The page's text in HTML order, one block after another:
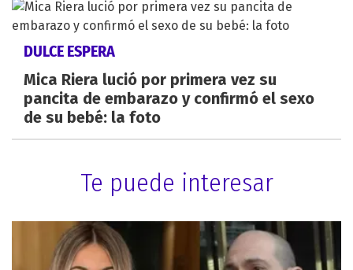
DULCE ESPERA
Mica Riera lució por primera vez su
pancita de embarazo y confirmó el sexo
de su bebé: la foto
Te puede interesar